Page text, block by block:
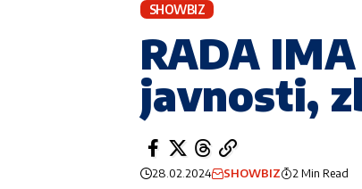
SHOWBIZ
RADA
javnosti,
28.02.2024 SHOWBIZ 2 Min Read